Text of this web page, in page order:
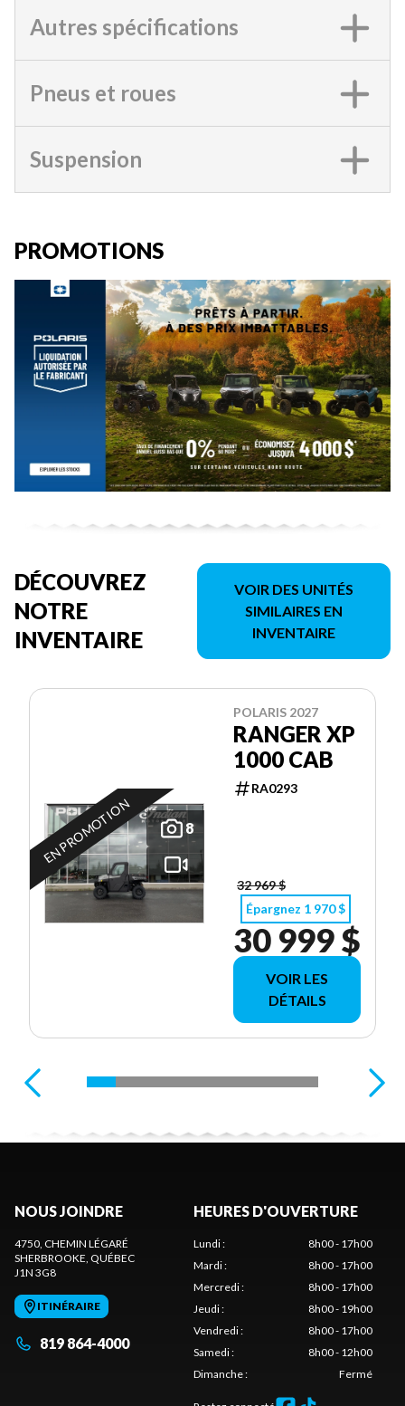
Autres spécifications
Pneus et roues
Suspension
PROMOTIONS
DÉCOUVREZ
NOTRE
INVENTAIRE
VOIR DES UNITÉS
SIMILAIRES EN
INVENTAIRE
8
EN PROMOTION
POLARIS 2027
RANGER XP
1000 CAB
RA0293
32 969 $
Épargnez 1 970 $
30 999 $
VOIR LES
DÉTAILS
NOUS JOINDRE
4750, CHEMIN LÉGARÉ
SHERBROOKE, QUÉBEC
J1N 3G8
ITINÉRAIRE
819 864-4000
HEURES D'OUVERTURE
Lundi:
8h00 - 17h00
Mardi:
8h00 - 17h00
Mercredi:
8h00 - 17h00
Jeudi:
8h00 - 19h00
Vendredi:
8h00 - 17h00
Samedi:
8h00 - 12h00
Dimanche: Fermé